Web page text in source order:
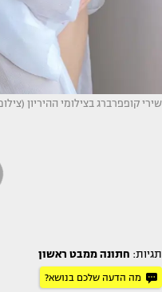
שירי קופפרברג בצילומי ההיריון
תגיות: חתונה ממבט ראשון
מה הדעה שלכם בנושא?